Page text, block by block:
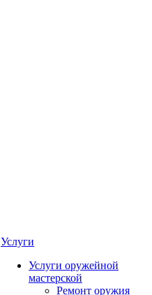
Услуги
Услуги оружейной
мастерской
Ремонт оружия